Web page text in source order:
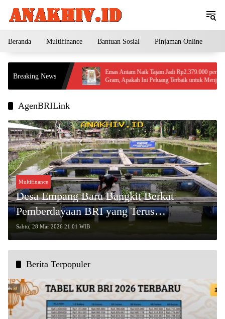
Beranda Multifinance Bantuan Sosial Pinjaman Online
Breaking News
Tajam ke
2026, Ini
Emas Antam Naik Tajam Jadi Rp2.379.000 per
Gram, Apakah Ini Peluang Terbaik untuk Menjual?
AgenBRILink
Multifinance
Desa Empang Baru Bangkit Berkat
Pemberdayaan BRI yang Terus
Menggeliat!Sabtu, 28 Mar 2026 21:01 WIB
Berita Terpopuler